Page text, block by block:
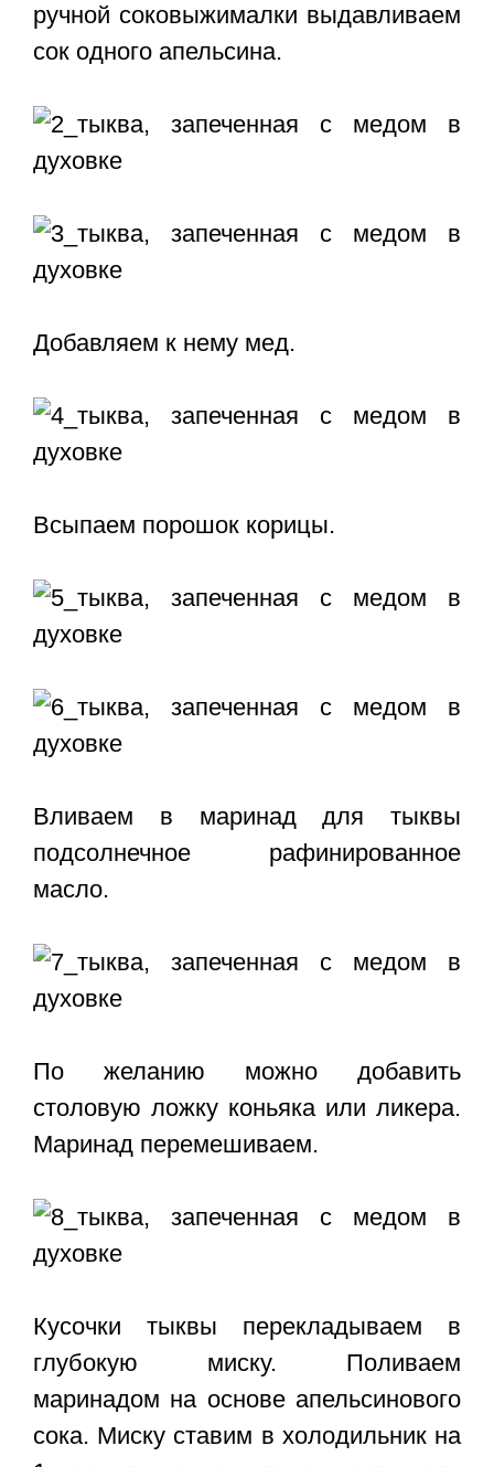
ручной соковыжималки выдавливаем
сок одного апельсина.
Добавляем к нему мед.
Всыпаем порошок корицы.
Вливаем в маринад для тыквы
подсолнечное рафинированное
масло.
По желанию можно добавить
столовую ложку коньяка или ликера.
Маринад перемешиваем.
Кусочки тыквы перекладываем в
глубокую миску. Поливаем
маринадом на основе апельсинового
сока. Миску ставим в холодильник на